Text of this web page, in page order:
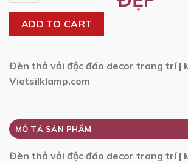
ADD TO CART
Đèn thả vải độc đáo decor trang trí |
Vietsilklamp.com
MÔ TẢ SẢN PHẨM
Đèn thả vải độc đáo decor trang trí |